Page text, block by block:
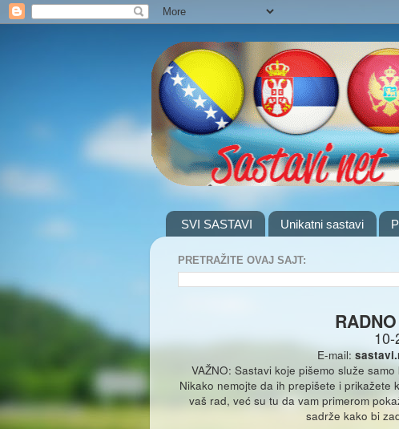
SVI SASTAVI Unikatni sastavi
PRETRAŽITE OVAJ SAJT:
10-
E-mail:
VAŽNO: Sastavi koje pišemo služe
Nikako nemojte da ih prepišete i prikažete
vaš rad, već su tu da vam primerom
sadrže kako bi